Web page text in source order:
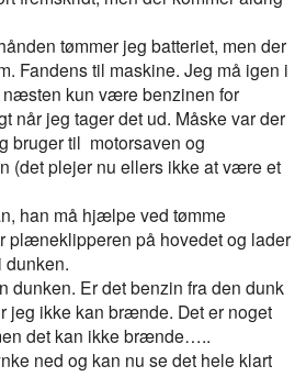
tømmer jeg batteriet, men der
Fandens til maskine. Jeg må igen i
næsten kun være benzinen for
når jeg tager det ud. Måske var der
bruger til motorsaven og
(det plejer nu ellers ikke at være et
han må hjælpe ved tømme
plæneklipperen på hovedet og lader
dunken.
dunken. Er det benzin fra den dunk
jeg ikke kan brænde. Det er noget
det kan ikke brænde…..
ned og kan nu se det hele klart